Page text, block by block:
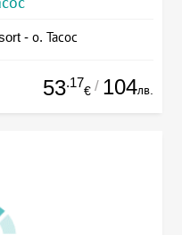
- о. Тасос
53.17
€ / 104лв.